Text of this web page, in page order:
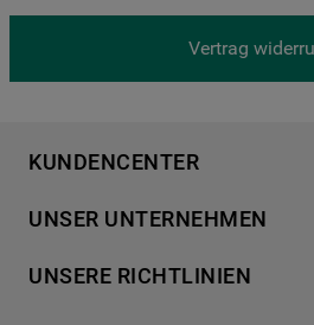
Vertrag
KUNDENCENTER
Händlersuche
Häufige Fragen
UNSER UNTERNEHMEN
Für Händler
UNSERE RICHTLINIEN